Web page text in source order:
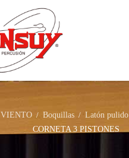
VIENTO / Boquillas / Latón pulido
CORNETA 3 PISTONES